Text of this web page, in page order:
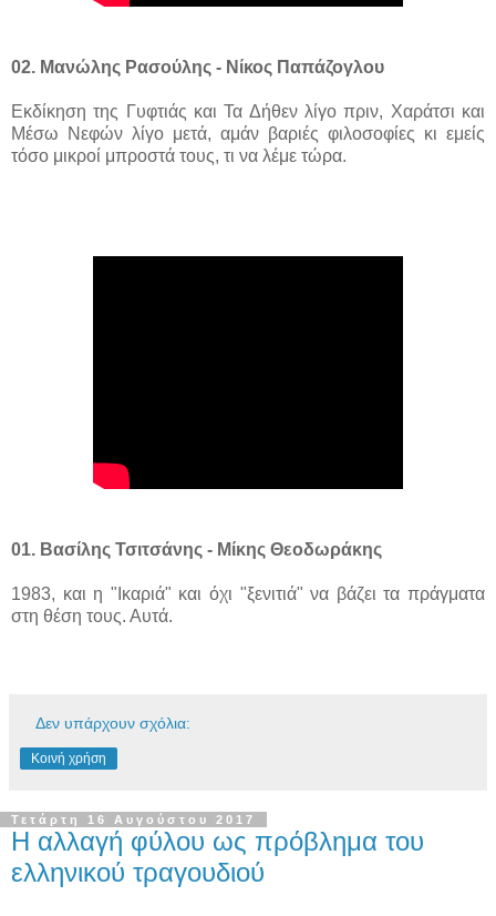
02. Μανώλης Ρασούλης - Νίκος Παπάζογλου
Εκδίκηση της Γυφτιάς και Τα Δήθεν λίγο πριν, Χαράτσι και
Μέσω Νεφών λίγο μετά, αμάν βαριές φιλοσοφίες κι εμείς
τόσο μικροί μπροστά τους, τι να λέμε τώρα.
01. Βασίλης Τσιτσάνης - Μίκης Θεοδωράκης
1983, και η "Ικαριά" και όχι "ξενιτιά" να βάζει τα πράγματα
στη θέση τους. Αυτά.
Δεν υπάρχουν σχόλια:
Κοινή χρήση
Τετάρτη 16 Αυγούστου 2017
Η αλλαγή φύλου ως πρόβλημα του
ελληνικού τραγουδιού